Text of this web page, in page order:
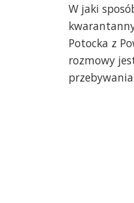
W jaki
Potocka z
rozmowy